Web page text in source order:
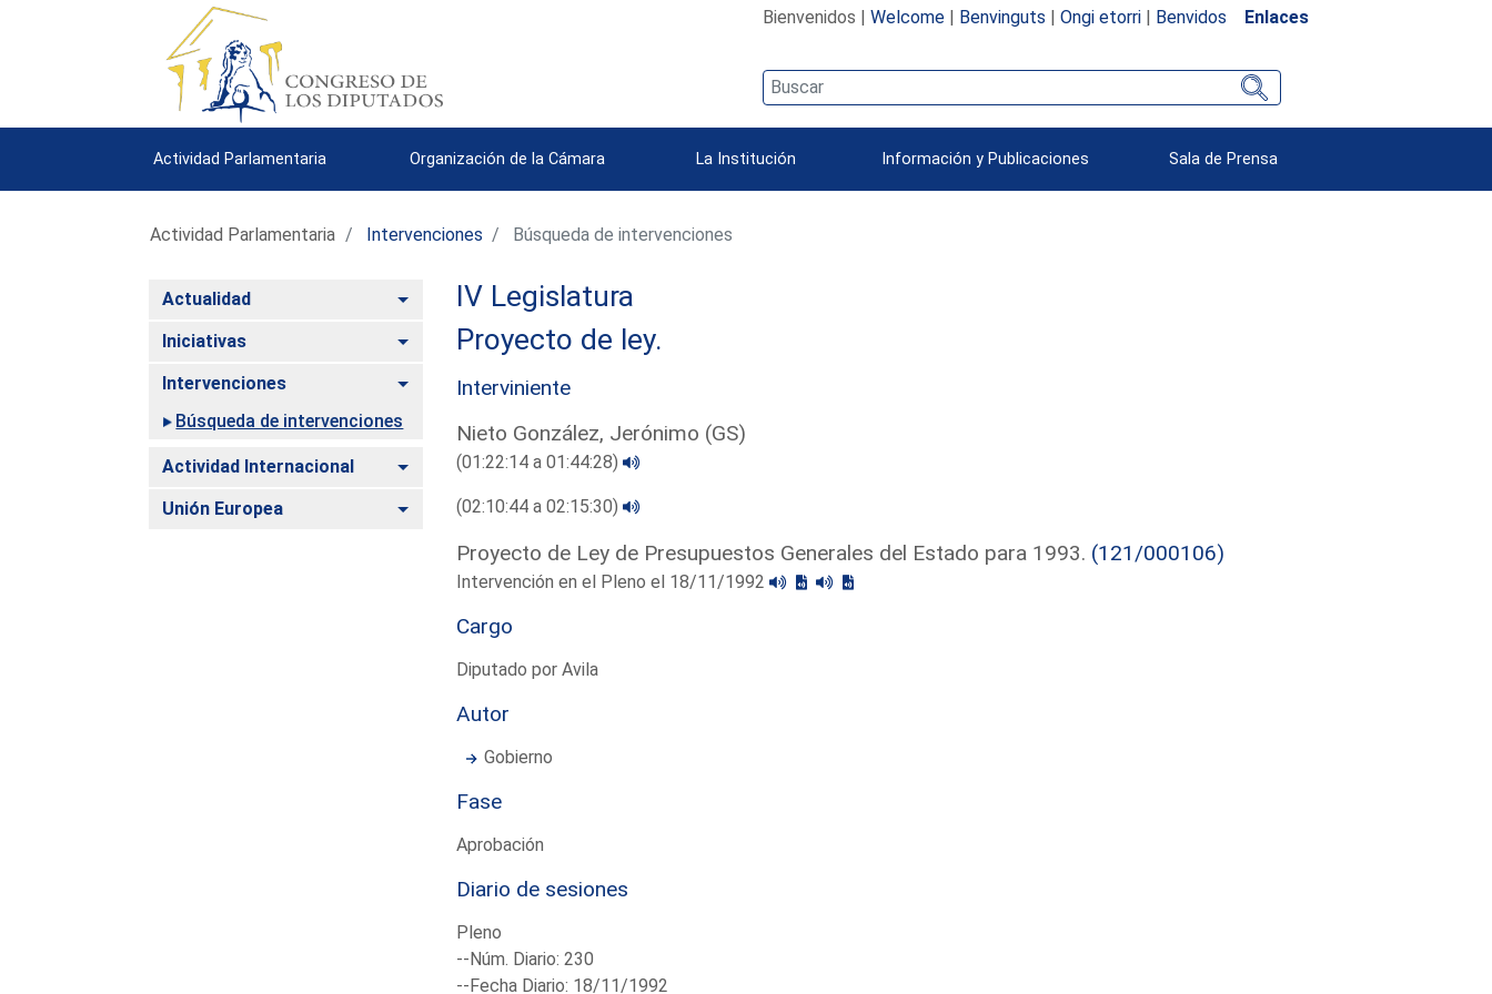
Bienvenidos | Welcome| Benvinguts | Ongi etorri| Benvidos Enlaces
Actividad Parlamentaria Organización de la Cámara La Institución Información y Publicaciones Sala de Prensa
Actividad Parlamentaria Intervenciones Búsqueda de intervenciones
Actualidad Alternar
Iniciativas Alternar
Intervenciones
Alternar
Búsqueda de intervenciones
Actividad Internacional Alternar
Unión Europea Alternar
IV Legislatura
Proyecto de ley.
Interviniente
Nieto González, Jerónimo (GS)
(01:22:14 a 01:44:28)
(02:10:44 a 02:15:30)
Proyecto de Ley de Presupuestos Generales del Estado para 1993. (121/000106)
Intervención en el Pleno el 18/11/1992
Cargo
Diputado por Avila
Autor
Gobierno
Fase
Aprobación
Diario de sesiones
Pleno
--Núm. Diario: 230
--Fecha Diario: 18/11/1992